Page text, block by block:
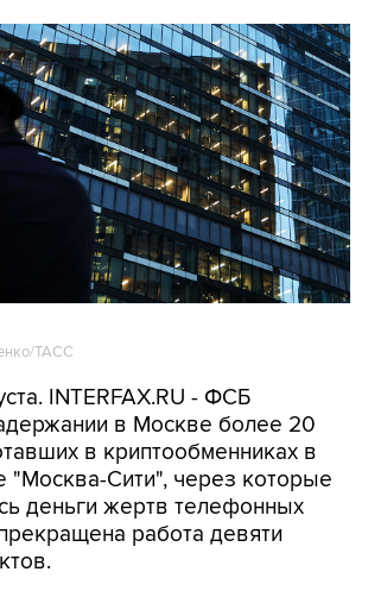
ТАСС
INTERFAX.RU - ФСБ
в Москве более 20
в криптообменниках в
"Москва-Сити", через которые
деньги жертв телефонных
работа девяти